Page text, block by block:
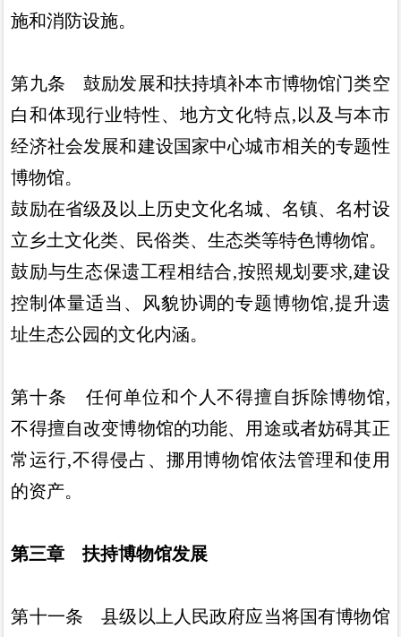
施和消防设施。
第九条 鼓励发展和扶持填补本市博物馆门类空
白和体现行业特性、 地方文化特点, 以及与本市
经济社会发展和建设国家中心城市相关的专题性
博物馆。
鼓励在省级及以上历史文化名城、 名镇、名村设
立乡土文化类、 民俗类、生态类等特色博物馆。
鼓励与生态保遗工程相结合,按照规划要求,建设
控制体量适当 、 风貌协调的专题博物馆,提升遗
址生态公园的文化内涵。
第十条 任何单位和个人不得擅自拆除博物馆,
不得擅自改变博物馆的功能、 用途或者妨碍其正
常运行,不得侵占 、 挪用博物馆依法管理和使用
的资产。
第三章 扶持博物馆发展
第十一条县级以上人民政府应当将国有博物馆